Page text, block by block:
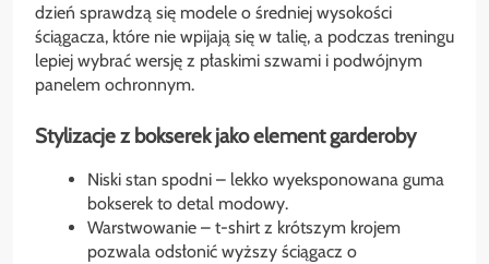
dzień sprawdzą się modele o średniej wysokości
ściągacza, które nie wpijają się w talię, a podczas treningu
lepiej wybrać wersję z płaskimi szwami i podwójnym
panelem ochronnym.
Stylizacje z bokserek jako element garderoby
Niski stan spodni – lekko wyeksponowana guma
bokserek to detal modowy.
Warstwowanie – t-shirt z krótszym krojem
pozwala odsłonić wyższy ściągacz o